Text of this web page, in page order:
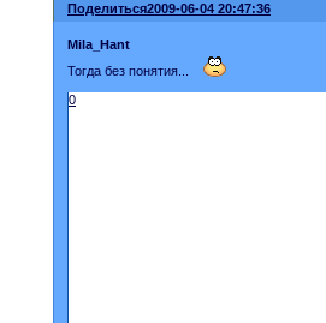
Поделиться2009-06-04 20:47:36
Mila_Hant
Тогда без понятия...
0